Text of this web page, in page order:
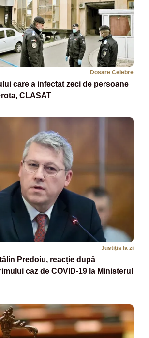
Dosare Celebre
care a infectat zeci de persoane
CLASAT
Justiția la zi
Predoiu, reacție după
caz de COVID-19 la Ministerul